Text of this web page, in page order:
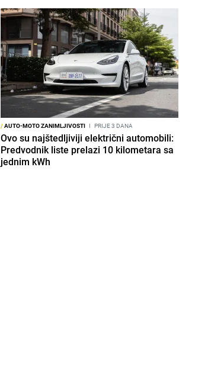
/AUTO-MOTO ZANIMLJIVOSTI I PRIJE 3 DANA
Ovo su najštedljiviji električni automobili:
Predvodnik liste prelazi 10 kilometara sa
jednim kWh